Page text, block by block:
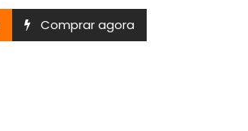
Comprar agora